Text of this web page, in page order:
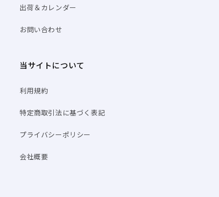
出荷＆カレンダー
お問い合わせ
当サイトについて
利用規約
特定商取引法に基づく表記
プライバシーポリシー
会社概要